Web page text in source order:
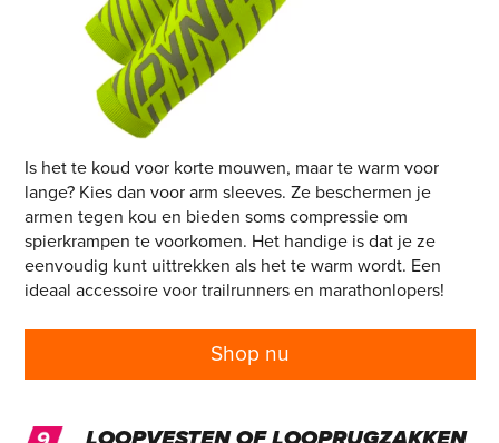
Is het te koud voor korte mouwen, maar te warm voor
lange? Kies dan voor arm sleeves. Ze beschermen je
armen tegen kou en bieden soms compressie om
spierkrampen te voorkomen. Het handige is dat je ze
eenvoudig kunt uittrekken als het te warm wordt. Een
ideaal accessoire voor trailrunners en marathonlopers!
Shop nu